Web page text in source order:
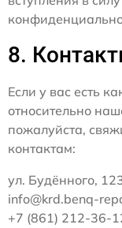
8.
Если у вас есть
относительно
пожалуйста,
контактам:
ул. Будённого,
info@krd.benq-
+7 (861) 212-36-